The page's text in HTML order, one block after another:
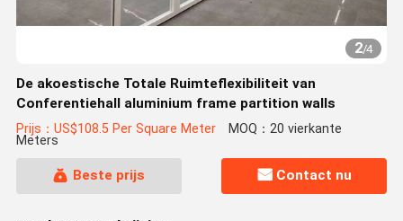
2/4
De akoestische Totale Ruimteflexibiliteit van
Conferentiehall aluminium frame partition walls
Prijs：US$108.5 Per Square Meter MOQ：20 vierkante
Meters
Beste prijs Contact nu